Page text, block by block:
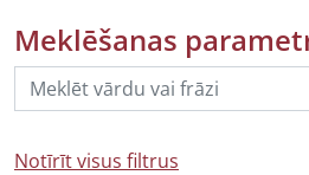
Meklēšanas
Notīrīt visus filtrus